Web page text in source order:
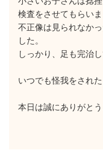
検査をさせてもらいま
不正像は見られなか
した。
しっかり、足も完治
いつでも怪我をされ
本日は誠にありがとう